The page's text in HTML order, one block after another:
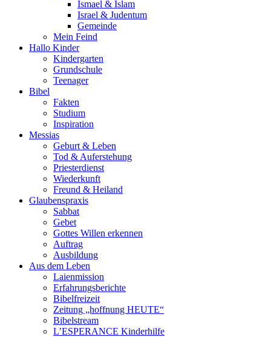
Ismael & Islam
Israel & Judentum
Gemeinde
Mein Feind
Hallo Kinder
Kindergarten
Grundschule
Teenager
Bibel
Fakten
Studium
Inspiration
Messias
Geburt & Leben
Tod & Auferstehung
Priesterdienst
Wiederkunft
Freund & Heiland
Glaubenspraxis
Sabbat
Gebet
Gottes Willen erkennen
Auftrag
Ausbildung
Aus dem Leben
Laienmission
Erfahrungsberichte
Bibelfreizeit
Zeitung „hoffnung HEUTE“
Bibelstream
L’ESPERANCE Kinderhilfe